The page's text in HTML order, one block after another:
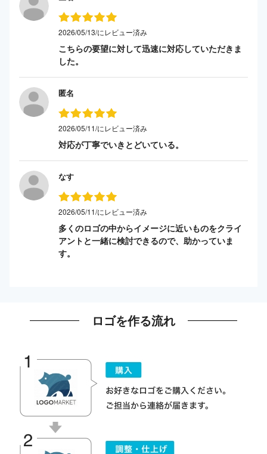
2026/05/13/にレビュー済み
こちらの要望に対して迅速に対応していただきま
した。
匿名
2026/05/11/にレビュー済み
対応が丁寧でいきとどいている。
なす
2026/05/11/にレビュー済み
多くのロゴの中からイメージに近いものをクライ
アントと一緒に検討できるので、助かっていま
す。
ロゴを作る流れ